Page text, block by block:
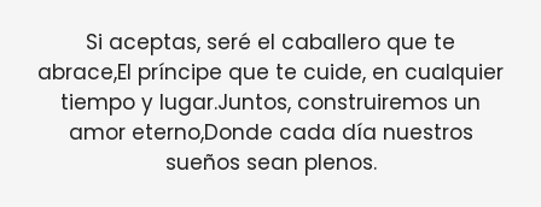
Si aceptas, seré el caballero que te
abrace,El príncipe que te cuide, en cualquier
tiempo y lugar.Juntos, construiremos un
amor eterno,Donde cada día nuestros
sueños sean plenos.